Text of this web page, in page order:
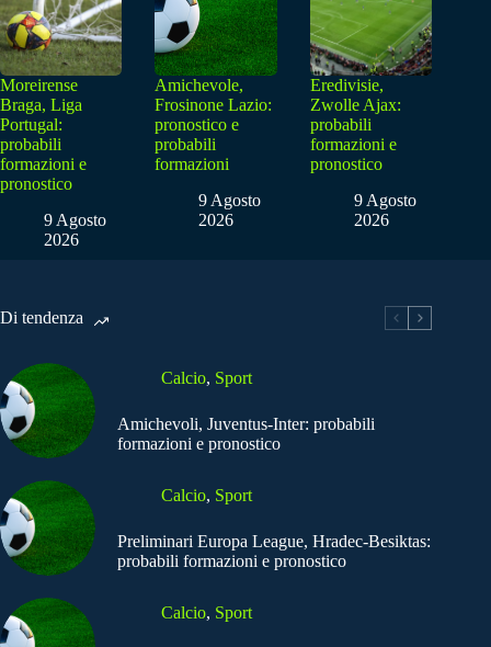
Moreirense
Braga, Liga
Portugal:
probabili
formazioni e
pronostico
9 Agosto
2026
Amichevole,
Frosinone Lazio:
pronostico e
probabili
formazioni
9 Agosto
2026
Eredivisie,
Zwolle Ajax:
probabili
formazioni e
pronostico
9 Agosto
2026
Di tendenza
Calcio, Sport
Amichevoli, Juventus-Inter: probabili
formazioni e pronostico
Calcio, Sport
Preliminari Europa League, Hradec-Besiktas:
probabili formazioni e pronostico
Calcio, Sport